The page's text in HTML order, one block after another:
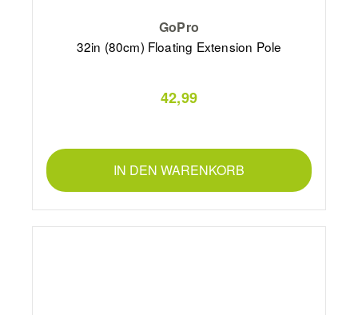
GoPro
32in (80cm) Floating Extension Pole
42,99
IN DEN WARENKORB